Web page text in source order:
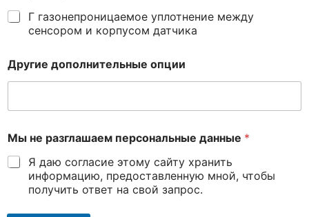
Г газонепроницаемое уплотнение между
сенсором и корпусом датчика
Другие дополнительные опции
Мы не разглашаем персональные данные *
Я даю согласие этому сайту хранить
информацию, предоставленную мной, чтобы
получить ответ на свой запрос.